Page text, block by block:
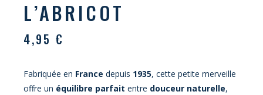
L’ABRICOT
4,95 €
Fabriquée en France depuis 1935, cette petite merveille
offre un équilibre parfait entre douceur naturelle,